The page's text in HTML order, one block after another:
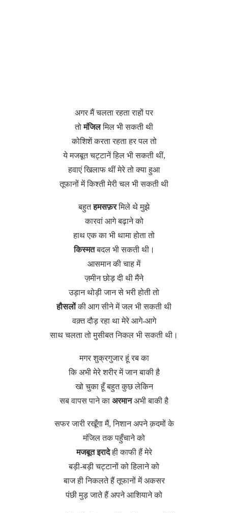
अगर मैं चलता रहता राहों पर
तोमंजिलमिल भी सकती थी
कोशिशें करता रहता हर पल तो
ये मजबूत चट्टानें हिल भी सकती थीं,
हवाएं खिलाफ थीं मेरे तो क्या हुआ
तूफानों में किश्ती मेरी चल भी सकती थी
बहुतहमसफ़रमिले थे मुझे
कारवां आगे बढ़ाने को
हाथ एक का भी थामा होता तो
किस्मतबदल भी सकती थी।
आसमान की चाह में
ज़मीन छोड़ दी थी मैंने
उड़ान थोड़ी जान से भरी होती तो
हौसलोंकी आग सीने में जल भी सकती थी
वक़्त दौड़ रहा था मेरे आगे-आगे
साथ चलता तो मुसीबत निकल भी सकती थी।
मगर शुक्रगुजार हूं रब का
कि अभी मेरे शरीर में जान बाकी है
खो चुका हूँ बहुत कुछ लेकिन
सब वापस पाने का अरमानअभी बाकी है
सफर जारी रखूँगा मैं,निशान अपने क़दमों के
मंजिल तक पहुँचाने को
मजबूत इरादेही काफी हैं मेरे
बड़ी-बड़ी चट्टानों को हिलाने को
बाज ही निकलते हैं तूफानों में अकसर
पंछी मुड़ जाते हैं अपने आशियाने को